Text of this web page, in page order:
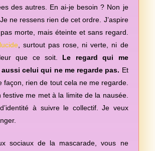
des autres. En ai-je besoin ? Non je
ne ressens rien de cet ordre. J’aspire
morte, mais éteinte et sans regard.
, surtout pas rose, ni verte, ni de
que ce soit. Le regard qui me
celui qui ne me regarde pas. Et
façon, rien de tout cela ne me regarde.
festive me met à la limite de la nausée.
à suivre le collectif. Je veux
sociaux de la mascarade, vous ne